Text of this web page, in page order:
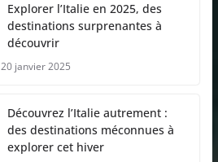
Explorer l’Italie en 2025, des
destinations surprenantes à
découvrir
20 janvier 2025
Découvrez l’Italie autrement :
des destinations méconnues à
explorer cet hiver